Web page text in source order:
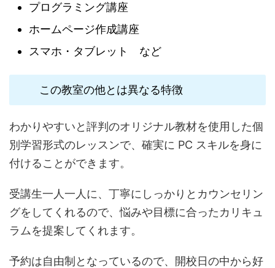
プログラミング講座
ホームページ作成講座
スマホ・タブレット など
この教室の他とは異なる特徴
わかりやすいと評判のオリジナル教材を使用した個
別学習形式のレッスンで、確実に PC スキルを身に
付けることができます。
受講生一人一人に、丁寧にしっかりとカウンセリン
グをしてくれるので、悩みや目標に合ったカリキュ
ラムを提案してくれます。
予約は自由制となっているので、開校日の中から好